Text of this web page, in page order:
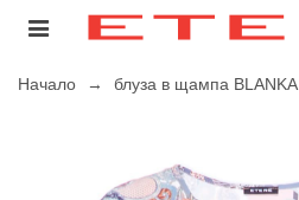
Начало → блуза в щампа BLANKA